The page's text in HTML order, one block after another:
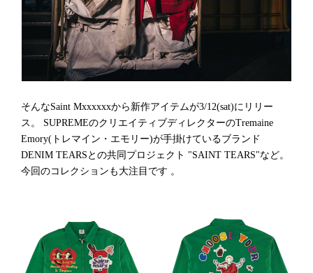
そんなSaint Mxxxxxxから新作アイテムが3/12(sat)にリリー
ス。 SUPREMEのクリエイティブディレクターのTremaine
Emory(トレマイン・エモリー)が手掛けているブランド
DENIM TEARSとの共同プロジェクト "SAINT TEARS"など。
今回のコレクションも大注目です 。